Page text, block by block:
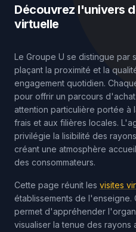
Découvrez l'univers
virtuelle
Le Groupe U se distingue par
plaçant la proximité et la
engagement quotidien.
pour offrir un parcours
attention particulière portée à
frais et aux filières locales.
privilégie la lisibilité des
créant une atmosphère
des consommateurs.
Cette page réunit les visites
établissements de l'enseigne.
permet d'appréhender
visualiser la tenue des